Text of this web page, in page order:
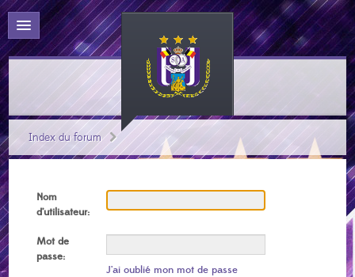
Index du forum
Nom
d’utilisateur:
Mot de
passe:
J’ai oublié mon mot de passe